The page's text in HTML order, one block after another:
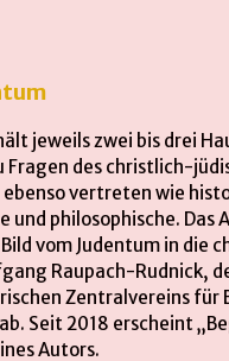
jeweils zwei bis drei
Fragen des christlich-
ebenso vertreten wie
und philosophische. Das
vom Judentum in die
Raupach-Rudnick,
Zentralvereins für
Seit 2018 erscheint
Autors.